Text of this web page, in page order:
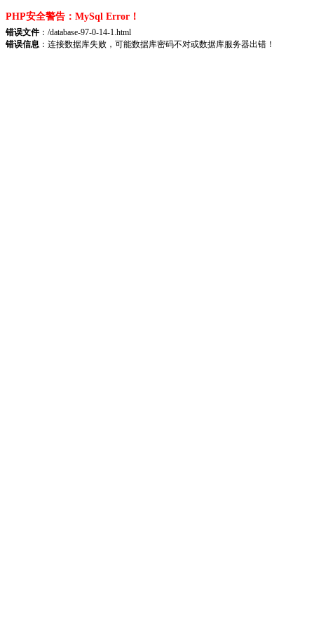
PHP安全警告：MySql Error！
错误文件：/database-97-0-14-1.html
错误信息 ：连接数据库失败，可能数据库密码不对或数据库服务器出错！